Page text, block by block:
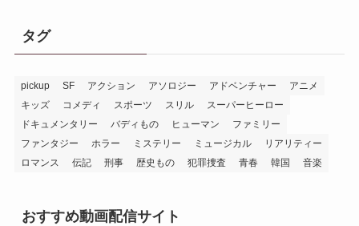
タグ
pickup SF アクション アソロジー アドベンチャー
アニメ
キッズ
コメディ スポーツ スリル
スーパーヒーロー
ドキュメンタリー
バディもの ヒューマン
ファミリー
ファンタジー
ホラー ミステリー ミュージカル
リアリティー
ロマンス
伝記 刑事 歴史もの 犯罪捜査 青春 韓国 音楽
おすすめ動画配信サイト